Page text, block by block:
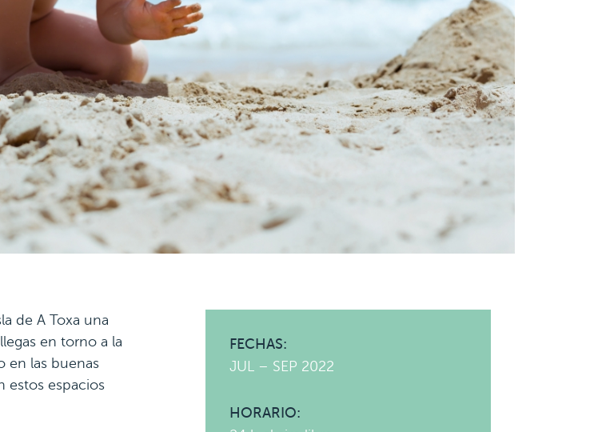
de A Toxa una
en torno a la
en las buenas
estos espacios
FECHAS:
JUL – SEP 2022
HORARIO: